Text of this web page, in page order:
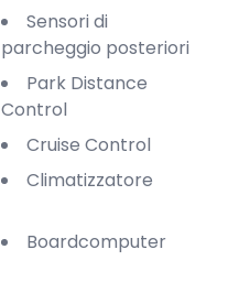
Sensori di
parcheggio posteriori
Park Distance
Control
Cruise Control
Climatizzatore
Boardcomputer